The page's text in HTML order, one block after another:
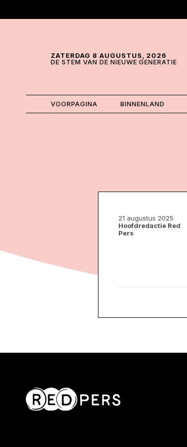
ZATERDAG 8 AUGUSTUS, 2026
DE STEM VAN DE NIEUWE GENERATIE
VOORPAGINA BINNENLAND
21 augustus 2025
Hoofdredactie Red
Pers